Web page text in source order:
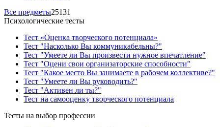
Все предметы25131
Психологические тесты
Тест «Оценка творческого потенциала»
Тест "Насколько Вы коммуникабельны?"
Тест "Умеете ли Вы произвести нужное впечатление"
Тест "Оцени свои организаторские способности"
Тест "Какое место Вы занимаете в рабочем коллективе?"
Тест "Умеете ли Вы руководить?"
Тест "Активен ли ты?"
Тест на самооценку творческого потенциала
Тесты на выбор профессии